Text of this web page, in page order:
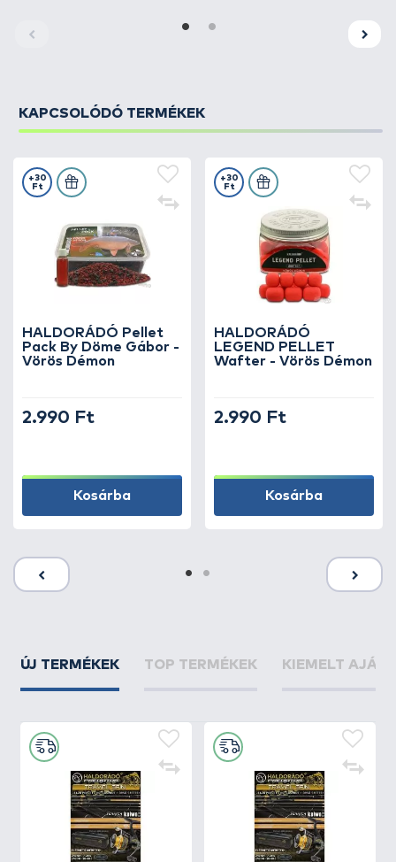
KAPCSOLÓDÓ TERMÉKEK
HALDORÁDÓ Pellet
Pack By Döme Gábor -
Vörös Démon
+30
Ft
2.990 Ft
Kosárba
HALDORÁDÓ
LEGEND PELLET
Wafter - Vörös Démon
+30
Ft
2.990 Ft
Kosárba
ÚJ TERMÉKEK TOP TERMÉKEK KIEMELT